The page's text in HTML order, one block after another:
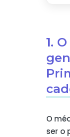
1.
O
ser o